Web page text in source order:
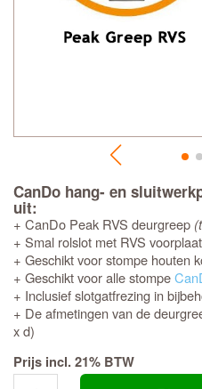
CanDo hang- en
uit:
+ CanDo Peak RVS deurgreep
+ Smal rolslot met RVS voorplaat
+ Geschikt voor stompe houten
+ Geschikt voor alle stompe
+ Inclusief slotgatfrezing in
+ De afmetingen van de
x d)
Prijs incl. 21% BTW